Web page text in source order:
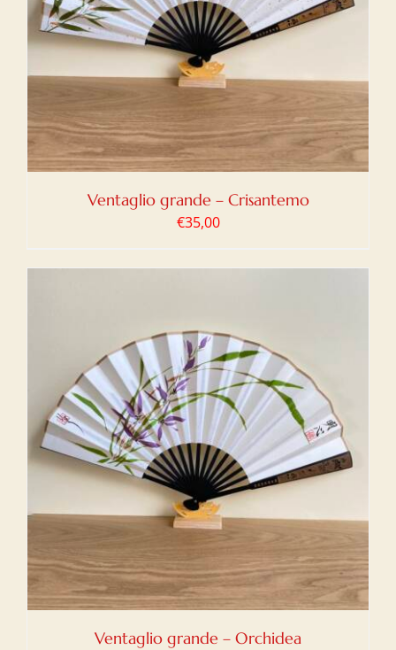
Ventaglio grande – Crisantemo
€35,00
Ventaglio grande – Orchidea